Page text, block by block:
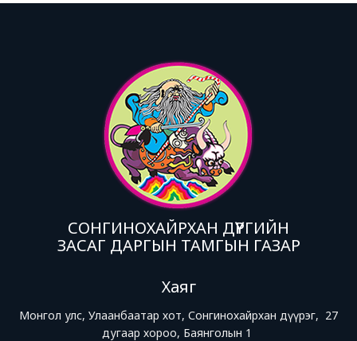
СОНГИНОХАЙРХАН ДҮҮРГИЙН
ЗАСАГ ДАРГЫН ТАМГЫН ГАЗАР
Хаяг
Монгол улс, Улаанбаатар хот, Сонгинохайрхан дүүрэг, 27
дугаар хороо, Баянголын 1